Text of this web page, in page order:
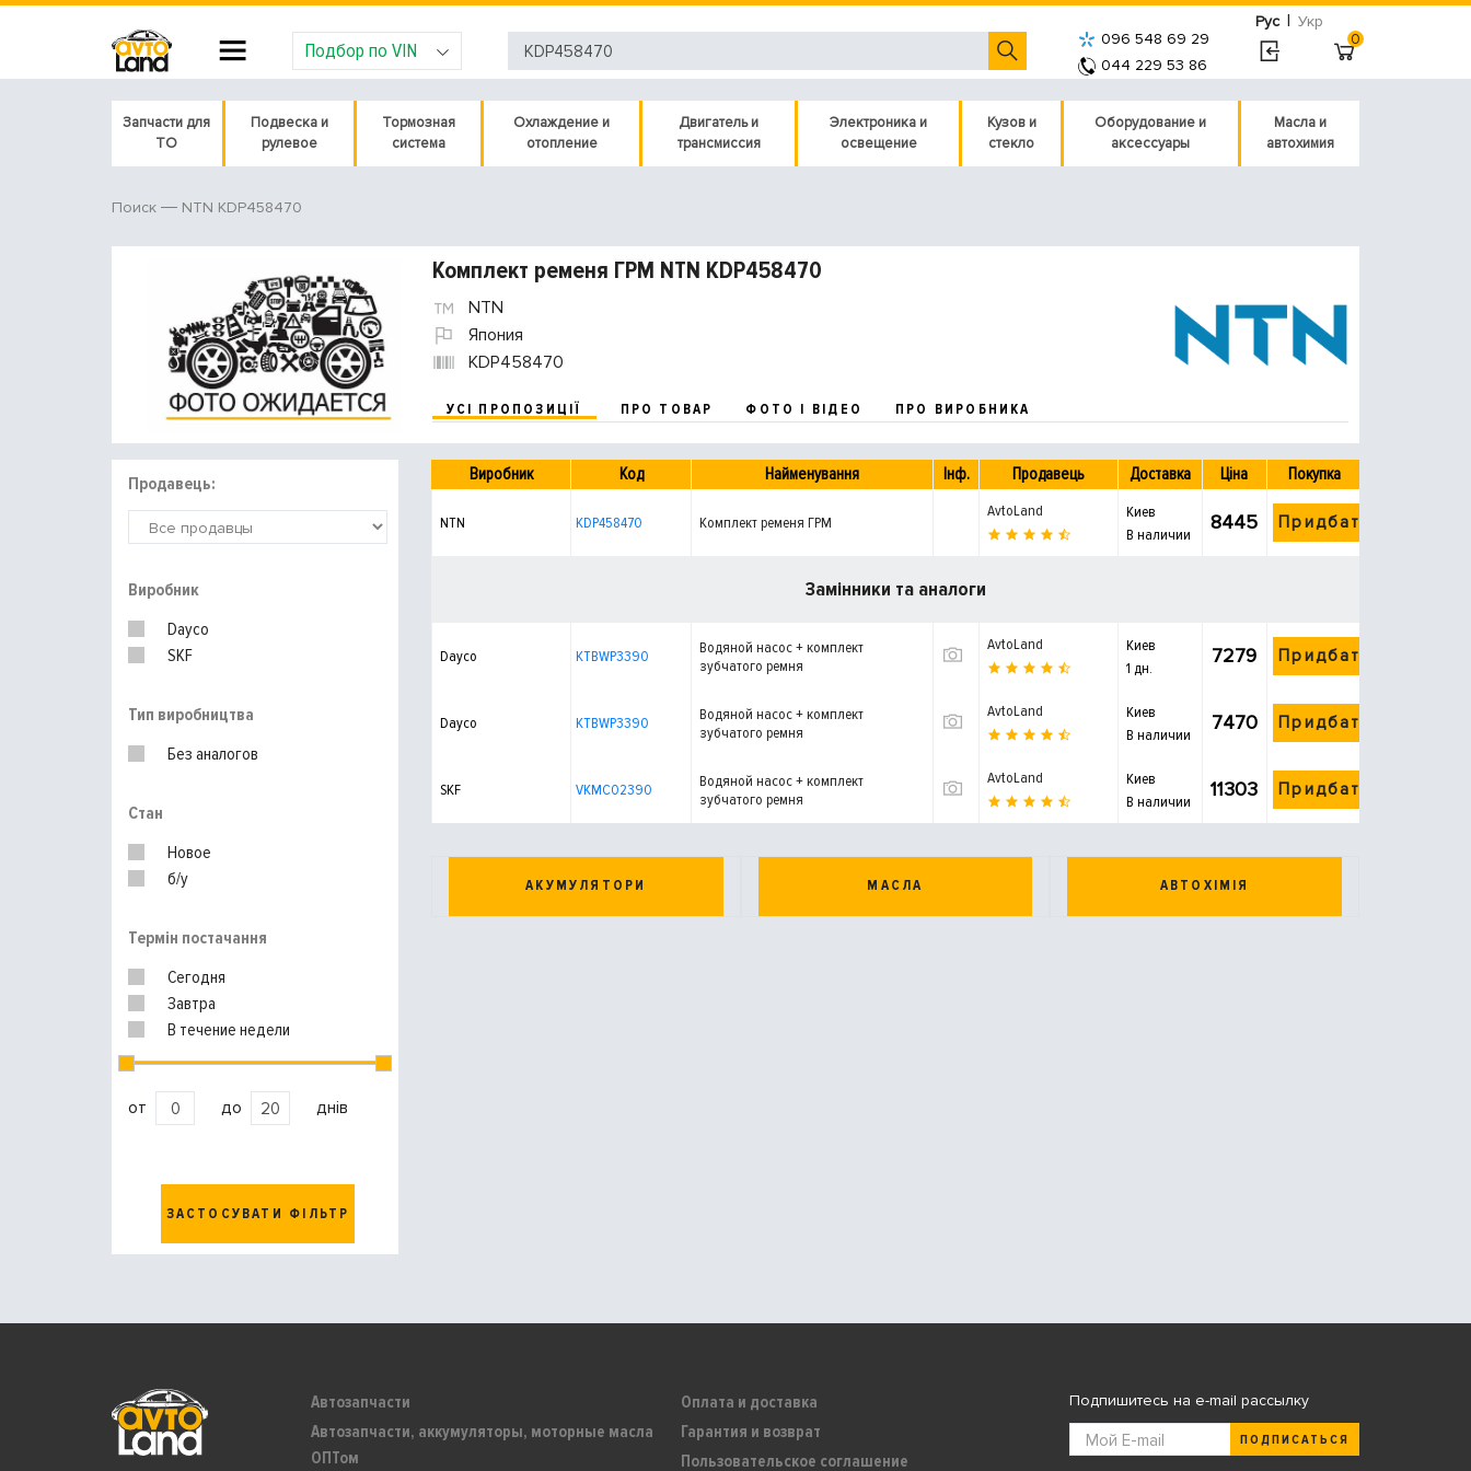
Рус | Укр
Подбор по VIN
096 548 69 29
044 229 53 86
0
Запчасти для
ТО
Подвеска и
рулевое
Тормозная
система
Охлаждение и
отопление
Двигатель и
трансмиссия
Электроника и
освещение
Кузов и
стекло
Оборудование и
аксессуары
Масла и
автохимия
Поиск NTN KDP458470
Комплект ременя ГРМ NTN KDP458470
NTN
Япония
KDP458470
УСІ ПРОПОЗИЦІЇ ПРО ТОВАР ФОТО І ВІДЕО ПРО ВИРОБНИКА
Продавець:
Виробник
Dayco
SKF
Тип виробництва
Без аналогов
Стан
Новое
б/у
Термін постачання
Сегодня
Завтра
В течение недели
от до днів
ЗАСТОСУВАТИ ФІЛЬТР
Виробник Код Найменування Інф. Продавець Доставка Ціна Покупка
NTN KDP458470 Комплект ременя ГРМ
AvtoLand
Киев
В наличии
8445 Придбати
Замінники та аналоги
Dayco KTBWP3390
Водяной насос + комплект
зубчатого ремня
AvtoLand
Киев
1 дн.
7279 Придбати
Dayco KTBWP3390
Водяной насос + комплект
зубчатого ремня
AvtoLand
Киев
В наличии
7470 Придбати
SKF VKMC02390
Водяной насос + комплект
зубчатого ремня
AvtoLand
Киев
В наличии
11303 Придбати
АКУМУЛЯТОРИ МАСЛА АВТОХІМІЯ
Автозапчасти
Автозапчасти, аккумуляторы, моторные масла
ОПТом
Оплата и доставка
Гарантия и возврат
Пользовательское соглашение
Подпишитесь на e-mail рассылку
ПОДПИСАТЬСЯ